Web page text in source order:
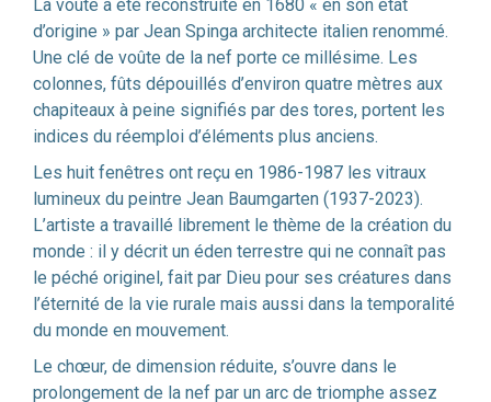
La voûte a été reconstruite en 1680 « en son état
d’origine » par Jean Spinga architecte italien renommé.
Une clé de voûte de la nef porte ce millésime. Les
colonnes, fûts dépouillés d’environ quatre mètres aux
chapiteaux à peine signifiés par des tores, portent les
indices du réemploi d’éléments plus anciens.
Les huit fenêtres ont reçu en 1986-1987 les vitraux
lumineux du peintre Jean Baumgarten (1937-2023).
L’artiste a travaillé librement le thème de la création du
monde : il y décrit un éden terrestre qui ne connaît pas
le péché originel, fait par Dieu pour ses créatures dans
l’éternité de la vie rurale mais aussi dans la temporalité
du monde en mouvement.
Le chœur, de dimension réduite, s’ouvre dans le
prolongement de la nef par un arc de triomphe assez